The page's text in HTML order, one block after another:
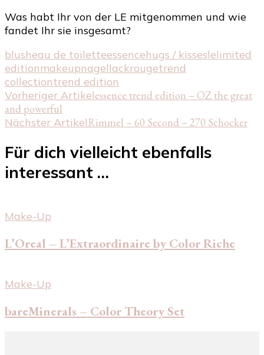
Was habt Ihr von der LE mitgenommen und wie
fandet Ihr sie insgesamt?
blusheau de toiletteessencehugs / kisseslelimited
editionmakeupnagellackrougetrend
collectiontrend edition
Beitragsnavigation
Vorheriger Artikelessence trend edition – OZ the great
and powerful
Nächster ArtikelRimmel – 60 Second – 270 Schocker
Für dich vielleicht ebenfalls
interessant …
Make-Up
L’Oreal – L’Extraordinaire by Color Riche
Make-Up
bareMinerals – Color Theory Set